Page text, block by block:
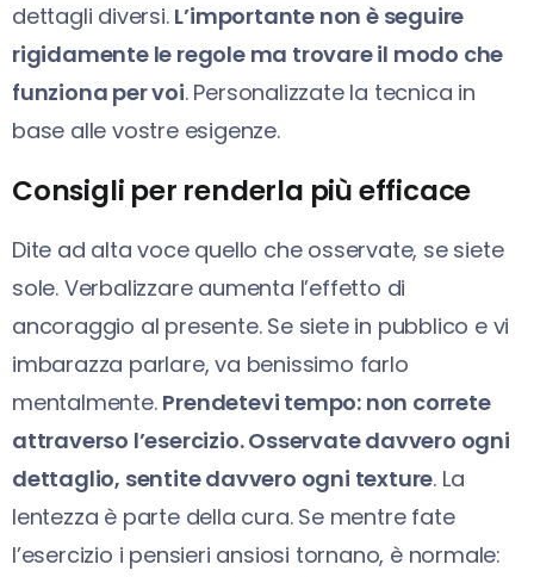
dettagli diversi. L’importante non è seguire
rigidamente le regole ma trovare il modo che
funziona per voi. Personalizzate la tecnica in
base alle vostre esigenze.
Consigli per renderla più efficace
Dite ad alta voce quello che osservate, se siete
sole. Verbalizzare aumenta l’effetto di
ancoraggio al presente. Se siete in pubblico e vi
imbarazza parlare, va benissimo farlo
mentalmente. Prendetevi tempo: non correte
attraverso l’esercizio. Osservate davvero ogni
dettaglio, sentite davvero ogni texture. La
lentezza è parte della cura. Se mentre fate
l’esercizio i pensieri ansiosi tornano, è normale: